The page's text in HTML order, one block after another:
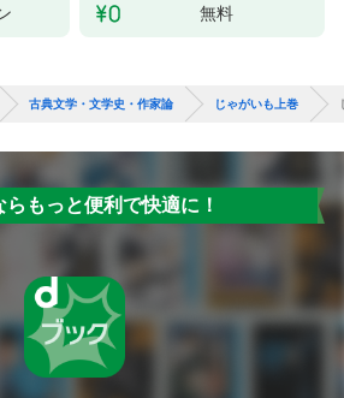
無料
古典文学・文学史・作家論 じゃがいも上巻
らもっと便利で快適に！